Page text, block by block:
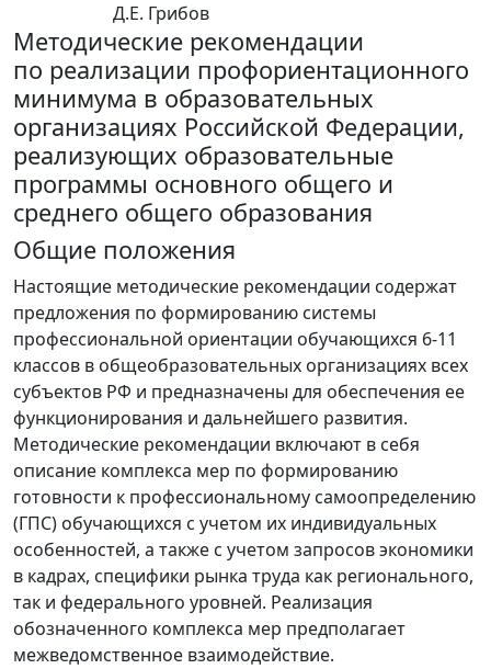
Д.Е. Грибов
Методические рекомендации
по реализации профориентационного
минимума в образовательных
организациях Российской Федерации,
реализующих образовательные
программы основного общего и
среднего общего образования
Общие положения
Настоящие методические рекомендации содержат
предложения по формированию системы
профессиональной ориентации обучающихся 6-11
классов в общеобразовательных организациях всех
субъектов РФ и предназначены для обеспечения ее
функционирования и дальнейшего развития.
Методические рекомендации включают в себя
описание комплекса мер по формированию
готовности к профессиональному самоопределению
(ГПС) обучающихся с учетом их индивидуальных
особенностей, а также с учетом запросов экономики
в кадрах, специфики рынка труда как регионального,
так и федерального уровней. Реализация
обозначенного комплекса мер предполагает
межведомственное взаимодействие.